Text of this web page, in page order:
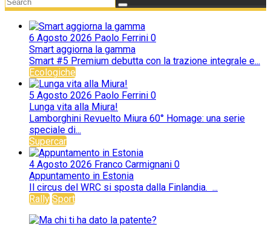
6 Agosto 2026 Paolo Ferrini 0
Smart aggiorna la gamma
Smart #5 Premium debutta con la trazione integrale e...
Ecologiche
5 Agosto 2026 Paolo Ferrini 0
Lunga vita alla Miura!
Lamborghini Revuelto Miura 60° Homage: una serie
speciale di...
Supercar
4 Agosto 2026 Franco Carmignani 0
Appuntamento in Estonia
Il circus del WRC si sposta dalla Finlandia. ...
Rally Sport